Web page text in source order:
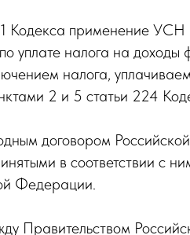
Кодекса применение
уплате налога на
налога,
2 и 5 статьи 224
договором
в соответствии с
Федерации.
Правительством